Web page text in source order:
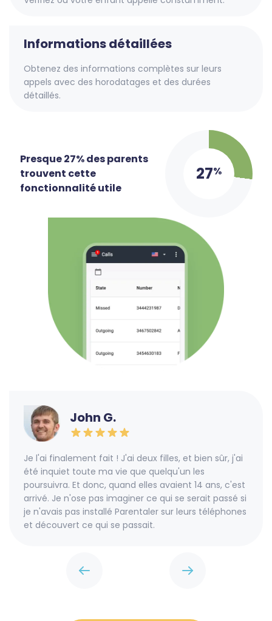
Informations détaillées
Obtenez des informations complètes sur leurs
appels avec des horodatages et des durées
détaillés.
Presque 27% des parents
trouvent cette
fonctionnalité utile
27%
John G.
Je l'ai finalement fait ! J'ai deux filles, et bien sûr, j'ai
été inquiet toute ma vie que quelqu'un les
poursuivra. Et donc, quand elles avaient 14 ans, c'est
arrivé. Je n'ose pas imaginer ce qui se serait passé si
je n'avais pas installé Parentaler sur leurs téléphones
et découvert ce qui se passait.